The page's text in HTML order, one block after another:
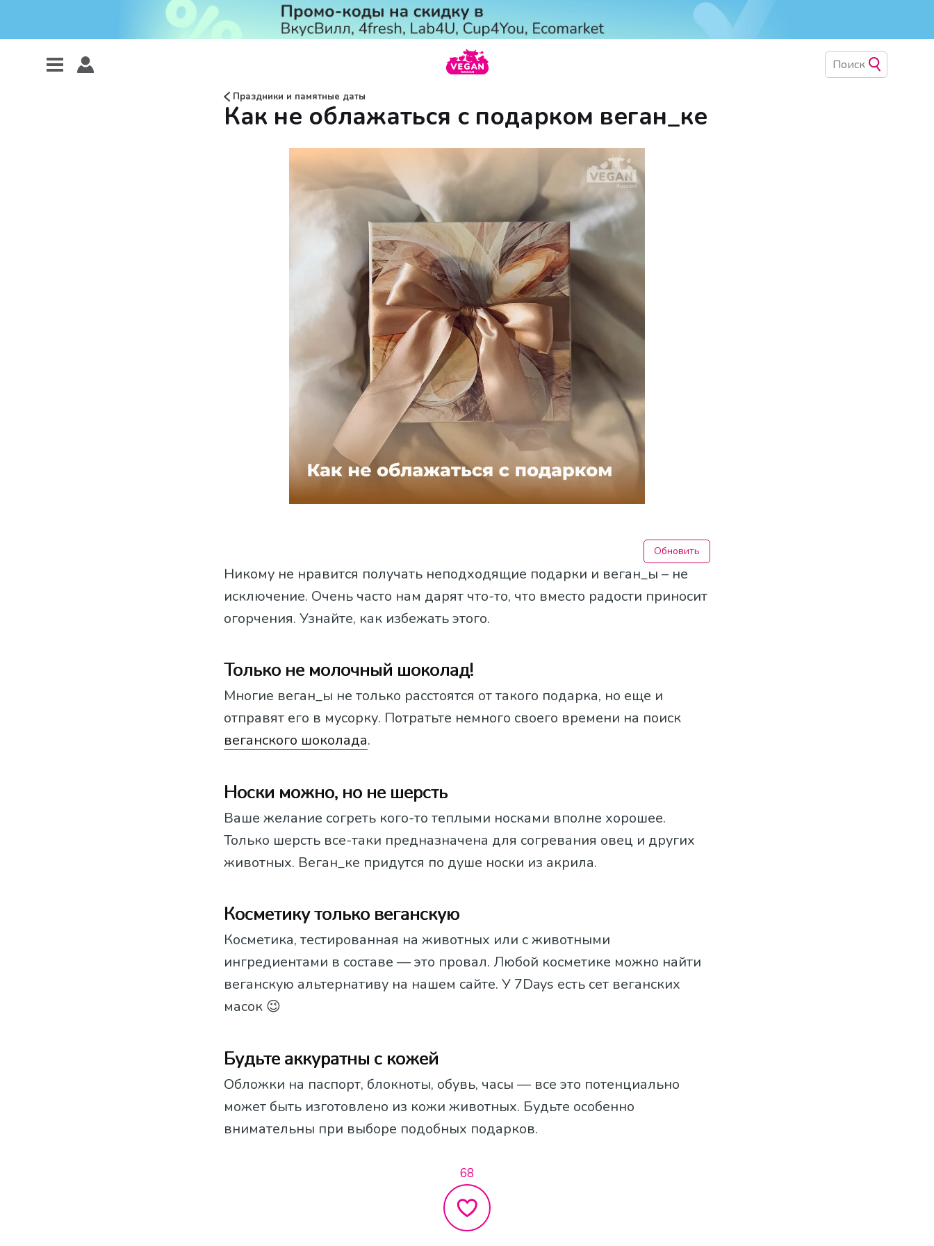
Праздники и памятные даты
Как не облажаться с подарком веган_ке
Обновить
Никому не нравится получать неподходящие подарки и веган_ы – не
исключение. Очень часто нам дарят что-то, что вместо радости приносит
огорчения. Узнайте, как избежать этого.
Только не молочный шоколад!
Многие веган_ы не только расстоятся от такого подарка, но еще и
отправят его в мусорку. Потратьте немного своего времени на поиск
веганского шоколада.
Носки можно, но не шерсть
Ваше желание согреть кого-то теплыми носками вполне хорошее.
Только шерсть все-таки предназначена для согревания овец и других
животных. Веган_ке придутся по душе носки из акрила.
Косметику только веганскую
Косметика, тестированная на животных или с животными
ингредиентами в составе — это провал. Любой косметике можно найти
веганскую альтернативу на нашем сайте. У 7Days есть сет веганских
масок 😉
Будьте аккуратны с кожей
Обложки на паспорт, блокноты, обувь, часы — все это потенциально
может быть изготовлено из кожи животных. Будьте особенно
внимательны при выборе подобных подарков.
68